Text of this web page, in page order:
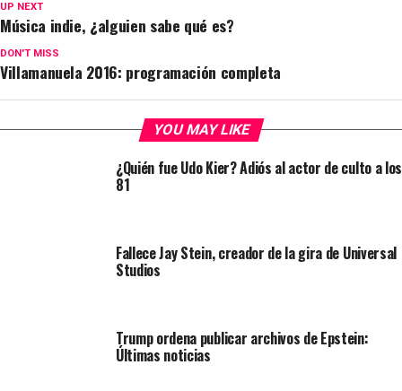
UP NEXT
Música indie, ¿alguien sabe qué es?
DON'T MISS
Villamanuela 2016: programación completa
YOU MAY LIKE
¿Quién fue Udo Kier? Adiós al actor de culto a los
81
Fallece Jay Stein, creador de la gira de Universal
Studios
Trump ordena publicar archivos de Epstein:
Últimas noticias